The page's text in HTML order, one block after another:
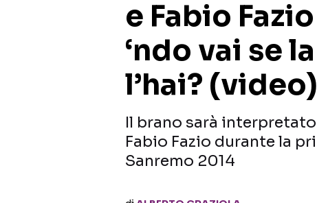
e Fabio
‘ndo vai se
l’hai? (video)
Il brano sarà
Fabio Fazio durante la
Sanremo 2014